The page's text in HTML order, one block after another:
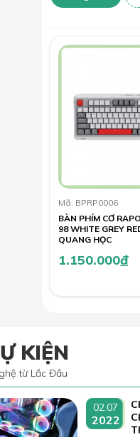
Mã: BPRP0006
BÀN PHÍM CƠ
98 WHITE GREY
QUANG HỌC
1.150.000đ
KIỆN
từ Lắc Đầu
02.07
2022